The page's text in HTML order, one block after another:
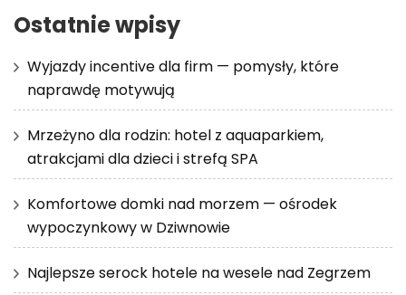
Ostatnie wpisy
Wyjazdy incentive dla firm — pomysły, które
naprawdę motywują
Mrzeżyno dla rodzin: hotel z aquaparkiem,
atrakcjami dla dzieci i strefą SPA
Komfortowe domki nad morzem — ośrodek
wypoczynkowy w Dziwnowie
Najlepsze serock hotele na wesele nad Zegrzem